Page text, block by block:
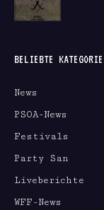
BELIEBTE KATEGORIE
News
PSOA-News
Festivals
Party San
Liveberichte
WFF-News